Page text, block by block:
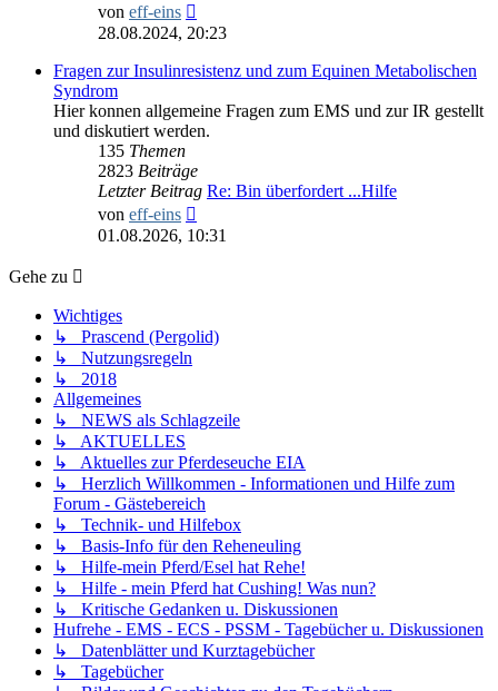
von eff-eins
Beitrag
28.08.2024, 20:23
Fragen zur Insulinresistenz und zum Equinen Metabolischen
Syndrom
Hier konnen allgemeine Fragen zum EMS und zur IR gestellt
und diskutiert werden.
135 Themen
2823 Beiträge
Letzter Beitrag Re: Bin überfordert ...Hilfe
von eff-eins
Beitrag
01.08.2026, 10:31
Gehe zu
Wichtiges
↳ Prascend (Pergolid)
↳ Nutzungsregeln
↳ 2018
Allgemeines
↳ NEWS als Schlagzeile
↳ AKTUELLES
↳ Aktuelles zur Pferdeseuche EIA
↳ Herzlich Willkommen - Informationen und Hilfe zum
Forum - Gästebereich
↳ Technik- und Hilfebox
↳ Basis-Info für den Reheneuling
↳ Hilfe-mein Pferd/Esel hat Rehe!
↳ Hilfe - mein Pferd hat Cushing! Was nun?
↳ Kritische Gedanken u. Diskussionen
Hufrehe - EMS - ECS - PSSM - Tagebücher u. Diskussionen
↳ Datenblätter und Kurztagebücher
↳ Tagebücher